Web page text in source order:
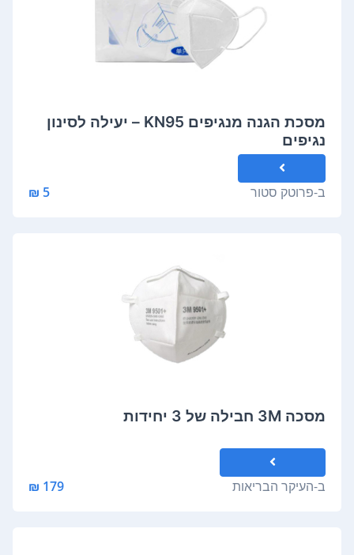
מסכת הגנה מנגיפים KN95 – יעילה לסינון
נגיפים
ב-פרוטק סטור 5 ₪
מסכה 3M חבילה של 3 יחידות
ב-העיקר הבריאות 179 ₪